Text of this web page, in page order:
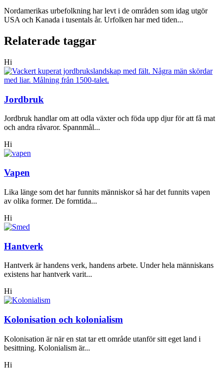
Nordamerikas urbefolkning har levt i de områden som idag utgör
USA och Kanada i tusentals år. Urfolken har med tiden...
Relaterade taggar
Hi
Jordbruk
Jordbruk handlar om att odla växter och föda upp djur för att få mat
och andra råvaror. Spannmål...
Hi
Vapen
Lika länge som det har funnits människor så har det funnits vapen
av olika former. De forntida...
Hi
Hantverk
Hantverk är handens verk, handens arbete. Under hela människans
existens har hantverk varit...
Hi
Kolonisation och kolonialism
Kolonisation är när en stat tar ett område utanför sitt eget land i
besittning. Kolonialism är...
Hi